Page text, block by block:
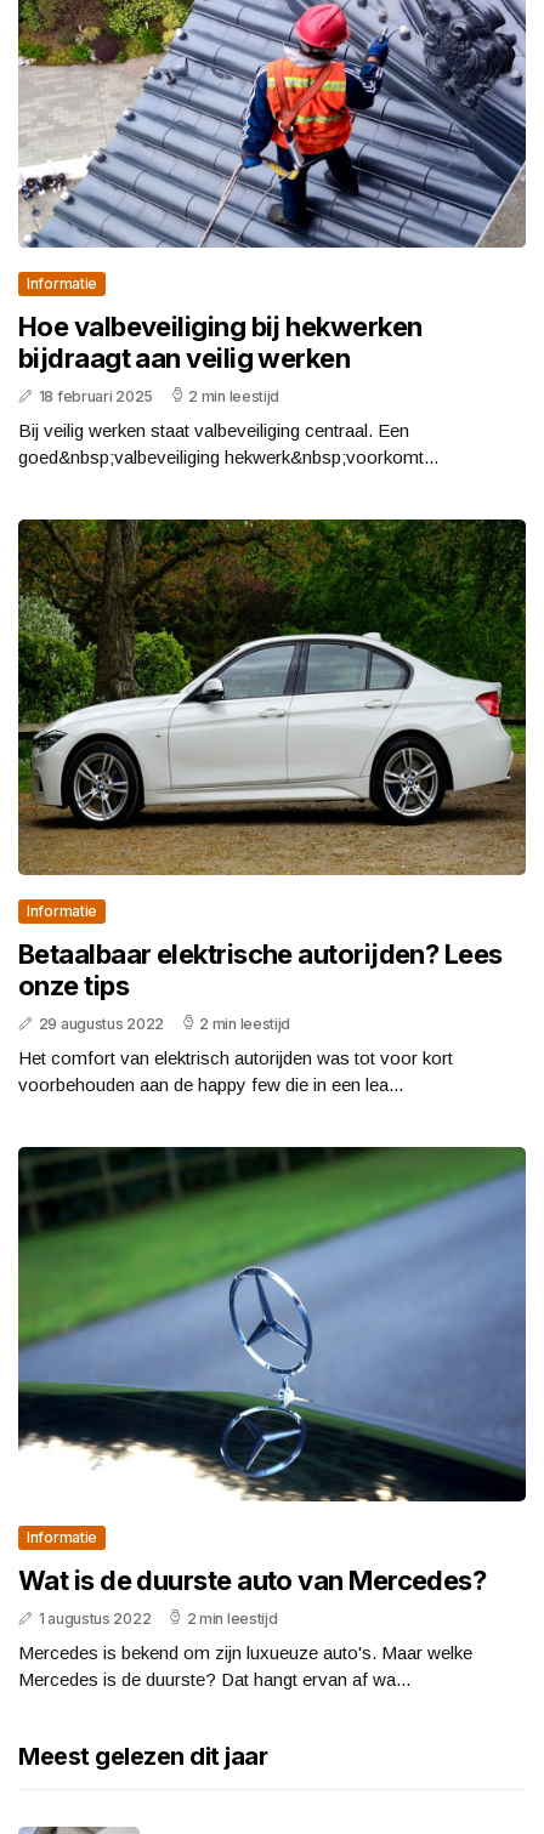
Informatie
Hoe valbeveiliging bij hekwerken
bijdraagt aan veilig werken
18 februari 2025 2 min leestijd
Bij veilig werken staat valbeveiliging centraal. Een
goed&nbsp;valbeveiliging hekwerk&nbsp;voorkomt...
Informatie
Betaalbaar elektrische autorijden? Lees
onze tips
29 augustus 2022 2 min leestijd
Het comfort van elektrisch autorijden was tot voor kort
voorbehouden aan de happy few die in een lea...
Informatie
Wat is de duurste auto van Mercedes?
1 augustus 2022 2 min leestijd
Mercedes is bekend om zijn luxueuze auto's. Maar welke
Mercedes is de duurste? Dat hangt ervan af wa...
Meest gelezen dit jaar